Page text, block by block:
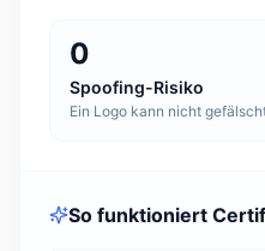
0
Spoofing-Risiko
Ein Logo kann nicht
So funktioniert